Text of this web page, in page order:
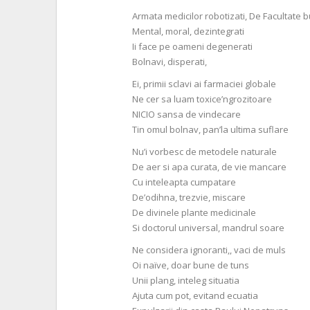
Armata medicilor robotizati, De Facultate
Mental, moral, dezintegrati
Ii face pe oameni degenerati
Bolnavi, disperati,
Ei, primii sclavi ai farmaciei globale
Ne cer sa luam toxice’ngrozitoare
NICIO sansa de vindecare
Tin omul bolnav, pan’la ultima suflare
Nu’i vorbesc de metodele naturale
De aer si apa curata, de vie mancare
Cu inteleapta cumpatare
De’odihna, trezvie, miscare
De divinele plante medicinale
Si doctorul universal, mandrul soare
Ne considera ignoranti,, vaci de muls
Oi naïve, doar bune de tuns
Unii plang, inteleg situatia
Ajuta cum pot, evitand ecuatia